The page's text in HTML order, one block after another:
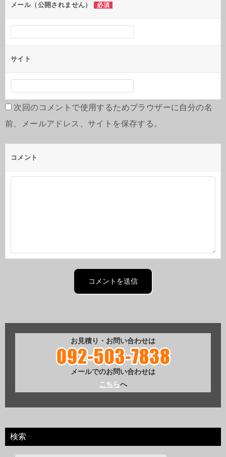
メール（公開されません） 必須
サイト
次回のコメントで使用するためブラウザーに自分の名
前、メールアドレス、サイトを保存する。
コメント
お見積り・お問い合わせは
メールでのお問い合わせは
こちらへ
検索